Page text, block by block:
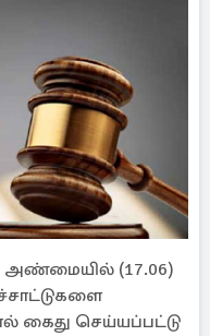
(17.06)
கைது செய்யப்பட்டு